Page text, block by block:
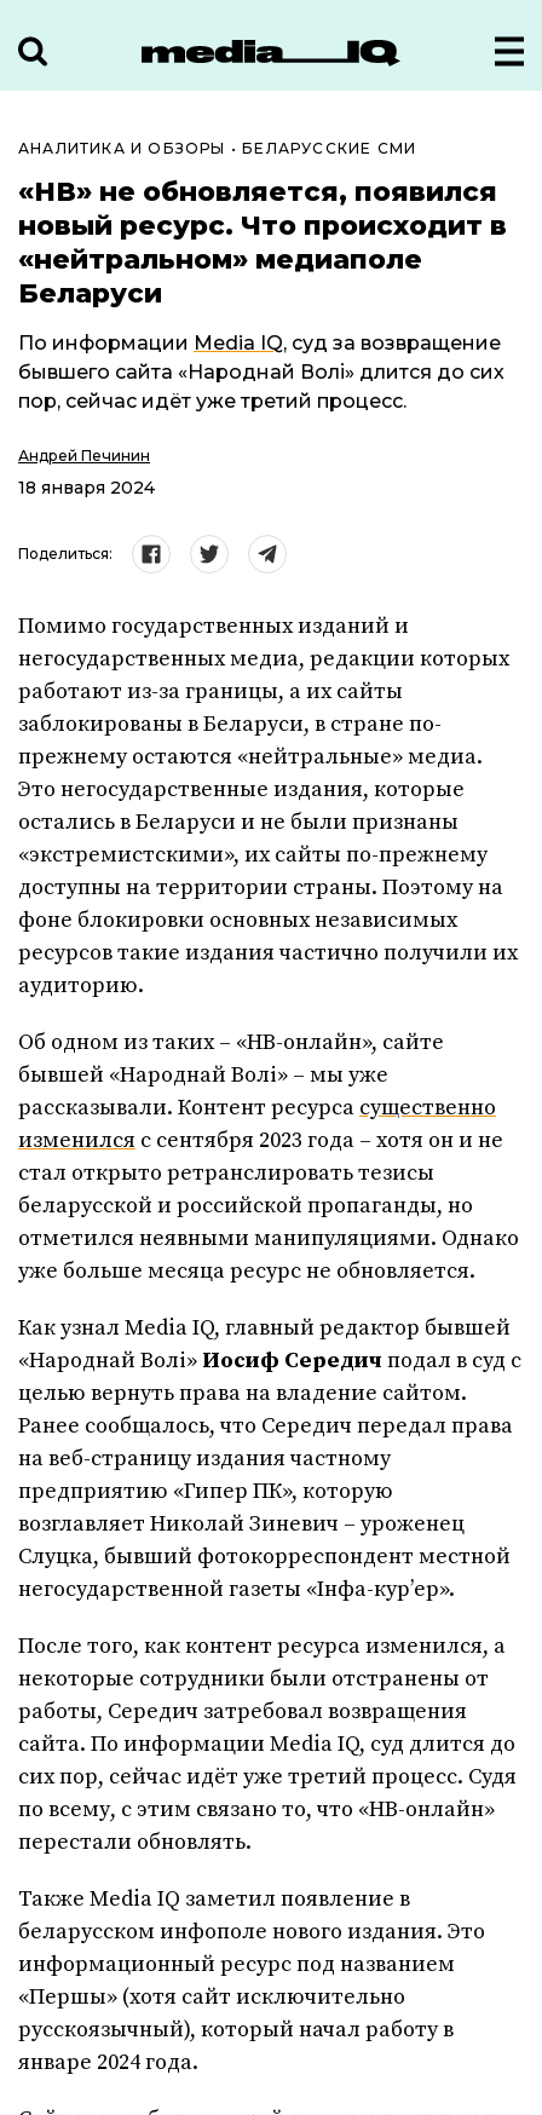
АНАЛИТИКА И ОБЗОРЫ •БЕЛАРУССКИЕ СМИ
«НВ» не обновляется, появился
новый ресурс. Что происходит в
«нейтральном» медиаполе
Беларуси
По информации Media IQ, суд за возвращение
бывшего сайта «Народнай Волі» длится до сих
пор, сейчас идёт уже третий процесс.
Андрей Печинин
18 января 2024
Поделиться:
Помимо государственных изданий и
негосударственных медиа, редакции которых
работают из-за границы, а их сайты
заблокированы в Беларуси, в стране по-
прежнему остаются «нейтральные» медиа.
Это негосударственные издания, которые
остались в Беларуси и не были признаны
«экстремистскими», их сайты по-прежнему
доступны на территории страны. Поэтому на
фоне блокировки основных независимых
ресурсов такие издания частично получили их
аудиторию.
Об одном из таких – «НВ-онлайн», сайте
бывшей «Народнай Волі» – мы уже
рассказывали. Контент ресурса существенно
изменился с сентября 2023 года – хотя он и не
стал открыто ретранслировать тезисы
беларусской и российской пропаганды, но
отметился неявными манипуляциями. Однако
уже больше месяца ресурс не обновляется.
Как узнал Media IQ, главный редактор бывшей
«Народнай Волі» Иосиф Середич подал в суд с
целью вернуть права на владение сайтом.
Ранее сообщалось, что Середич передал права
на веб-страницу издания частному
предприятию «Гипер ПК», которую
возглавляет Николай Зиневич – уроженец
Слуцка, бывший фотокорреспондент местной
негосударственной газеты «Інфа-кур’ер».
После того, как контент ресурса изменился, а
некоторые сотрудники были отстранены от
работы, Середич затребовал возвращения
сайта. По информации Media IQ, суд длится до
сих пор, сейчас идёт уже третий процесс. Судя
по всему, с этим связано то, что «НВ-онлайн»
перестали обновлять.
Также Media IQ заметил появление в
беларусском инфополе нового издания. Это
информационный ресурс под названием
«Першы» (хотя сайт исключительно
русскоязычный), который начал работу в
январе 2024 года.